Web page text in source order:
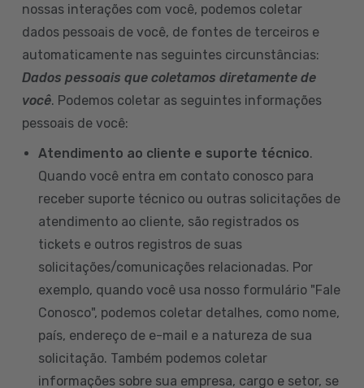
nossas interações com você, podemos coletar
dados pessoais de você, de fontes de terceiros e
automaticamente nas seguintes circunstâncias:
Dados pessoais que coletamos diretamente de
você. Podemos coletar as seguintes informações
pessoais de você:
Atendimento ao cliente e suporte técnico.
Quando você entra em contato conosco para
receber suporte técnico ou outras solicitações de
atendimento ao cliente, são registrados os
tickets e outros registros de suas
solicitações/comunicações relacionadas. Por
exemplo, quando você usa nosso formulário "Fale
Conosco", podemos coletar detalhes, como nome,
país, endereço de e-mail e a natureza de sua
solicitação. Também podemos coletar
informações sobre sua empresa, cargo e setor, se